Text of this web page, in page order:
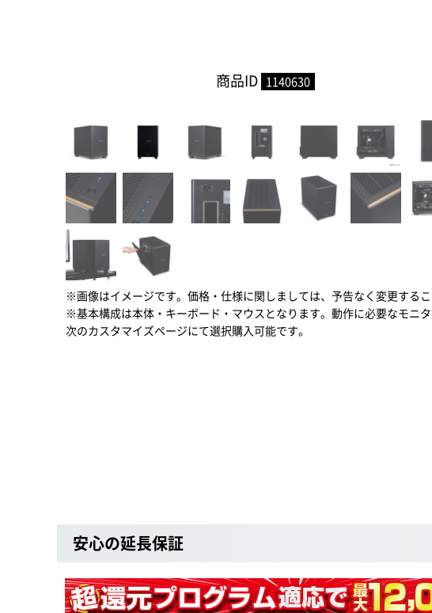
商品ID 1140630
※画像はイメージです。価格・仕様に関しましては、予告なく変更するこ
※基本構成は本体・キーボード・マウスとなります。動作に必要なモニ
次のカスタマイズページにて選択購入可能です。
安心の延長保証